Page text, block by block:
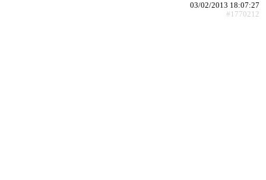
03/02/2013 18:07:27
#1770212